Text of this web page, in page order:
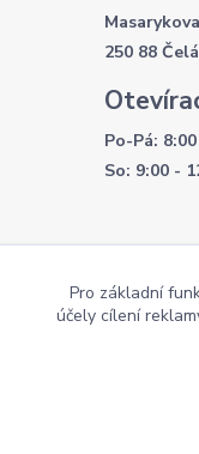
250 88
Po-Pá:
So: 9:00 -
práva vyhrazena |
Pro základní
účely cílení